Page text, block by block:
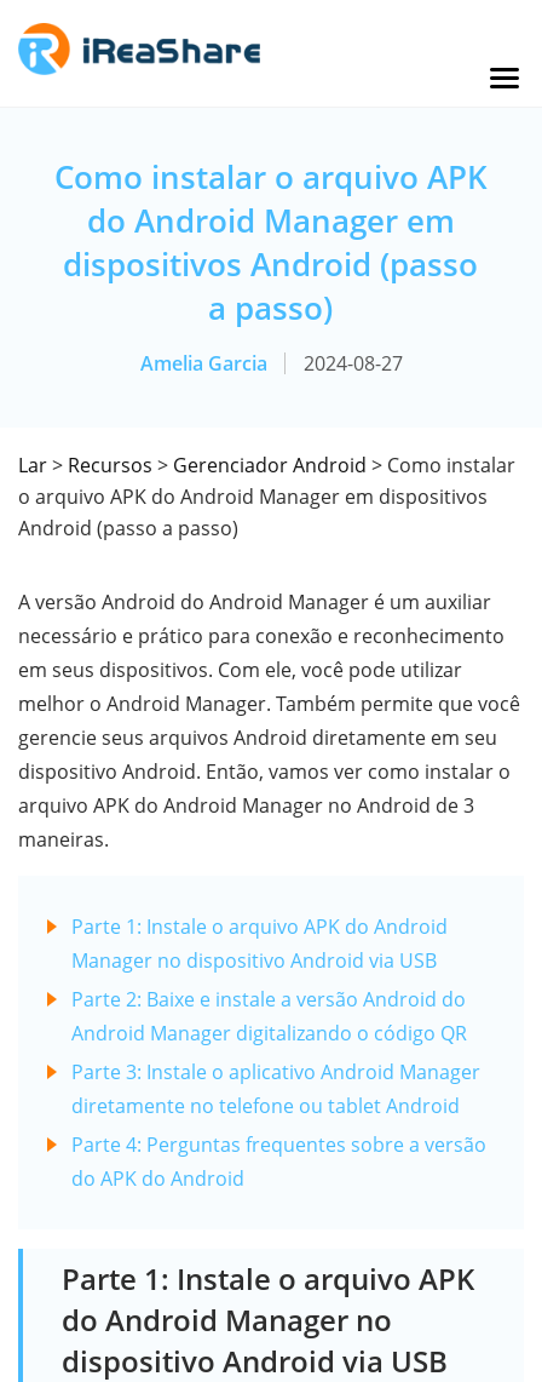
Como instalar o arquivo APK
do Android Manager em
dispositivos Android (passo
a passo)
Amelia Garcia 2024-08-27
Lar> Recursos > Gerenciador Android > Como instalar
o arquivo APK do Android Manager em dispositivos
Android (passo a passo)
A versão Android do Android Manager é um auxiliar
necessário e prático para conexão e reconhecimento
em seus dispositivos. Com ele, você pode utilizar
melhor o Android Manager. Também permite que você
gerencie seus arquivos Android diretamente em seu
dispositivo Android. Então, vamos ver como instalar o
arquivo APK do Android Manager no Android de 3
maneiras.
Parte 1: Instale o arquivo APK do Android
Manager no dispositivo Android via USB
Parte 2: Baixe e instale a versão Android do
Android Manager digitalizando o código QR
Parte 3: Instale o aplicativo Android Manager
diretamente no telefone ou tablet Android
Parte 4: Perguntas frequentes sobre a versão
do APK do Android
Parte 1: Instale o arquivo APK
do Android Manager no
dispositivo Android via USB